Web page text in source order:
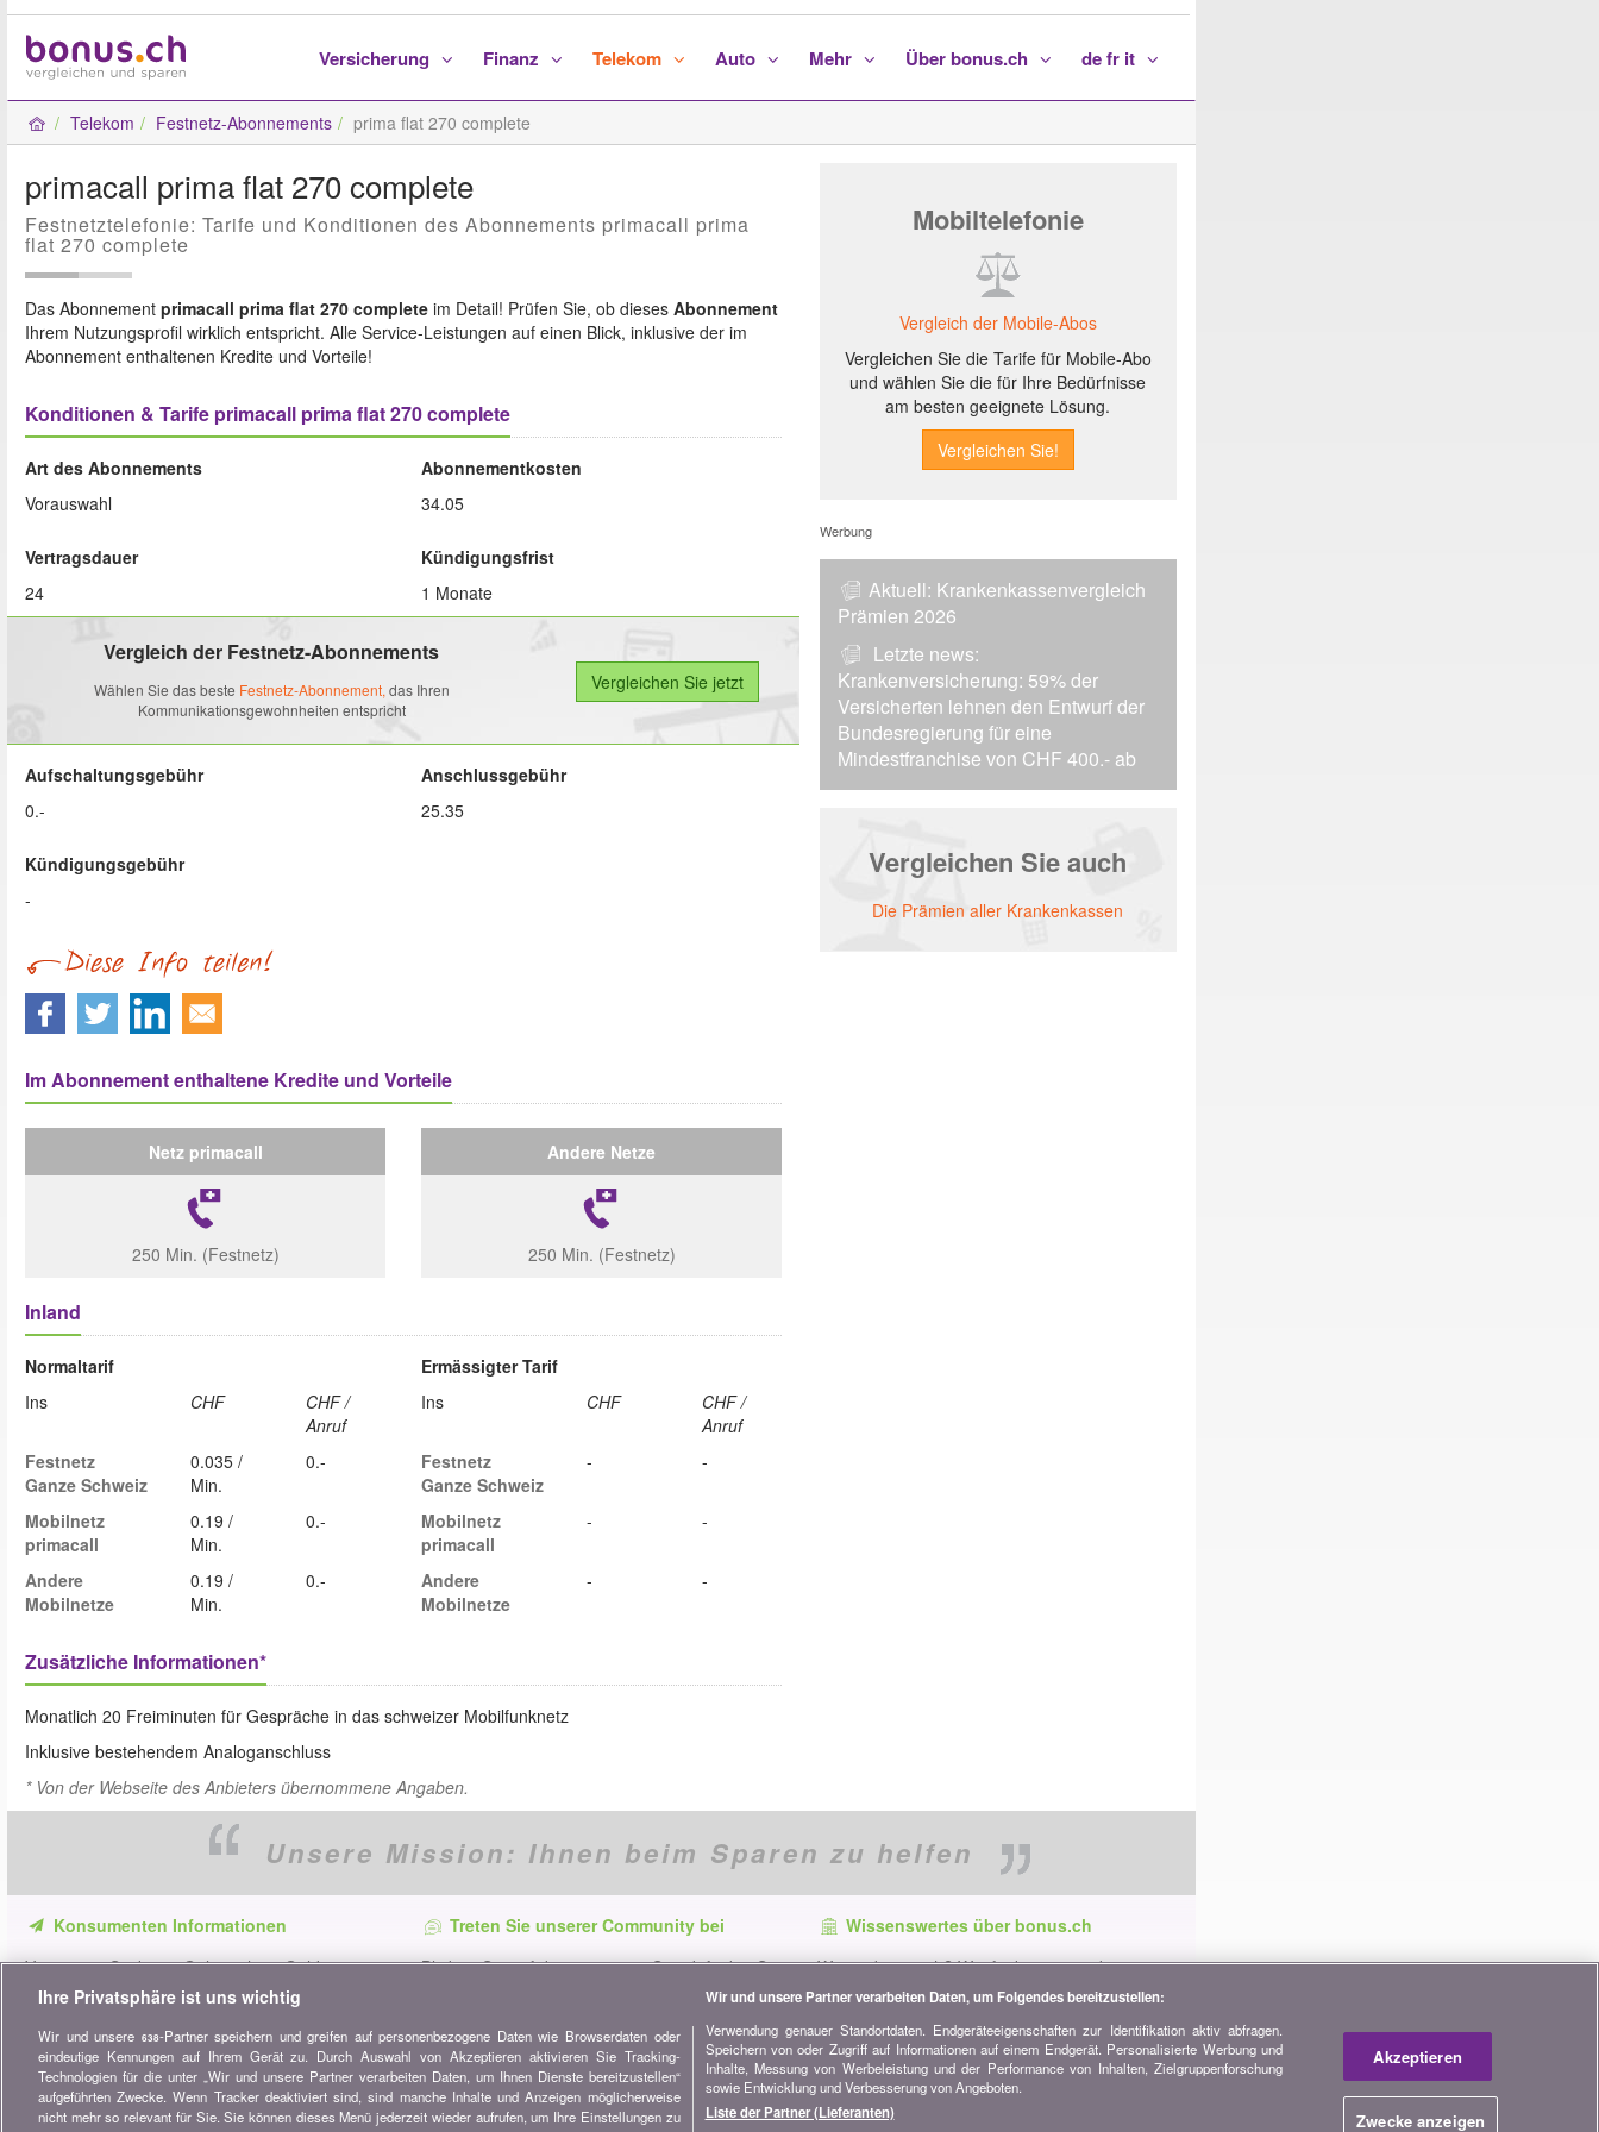
Versicherung Finanz Telekom Auto Mehr Über bonus.ch de fr it
Telekom Festnetz-Abonnements prima flat 270 complete
primacall prima flat 270 complete
Festnetztelefonie: Tarife und Konditionen des Abonnements primacall prima
flat 270 complete
Das Abonnement primacall prima flat 270 complete im Detail! Prüfen Sie, ob dieses Abonnement
Ihrem Nutzungsprofil wirklich entspricht. Alle Service-Leistungen auf einen Blick, inklusive der im
Abonnement enthaltenen Kredite und Vorteile!
Konditionen & Tarife primacall prima flat 270 complete
Art des Abonnements
Vorauswahl
Abonnementkosten
34.05
Vertragsdauer
24
Kündigungsfrist
1 Monate
Vergleich der Festnetz-Abonnements
Wählen Sie das beste Festnetz-Abonnement, das Ihren
Kommunikationsgewohnheiten entspricht
Aufschaltungsgebühr
0.-
Anschlussgebühr
25.35
Kündigungsgebühr
-
Im Abonnement enthaltene Kredite und Vorteile
Netz primacall
250 Min. (Festnetz)
Andere Netze
250 Min. (Festnetz)
Inland
Normaltarif
Ins
CHF
CHF /
Anruf
Festnetz
Ganze Schweiz
0.035 /
Min.
0.-
Mobilnetz
primacall
0.19 /
Min.
0.-
Andere
Mobilnetze
0.19 /
Min.
0.-
Ermässigter Tarif
Ins
CHF
CHF /
Anruf
Festnetz
Ganze Schweiz
- -
Mobilnetz
primacall
- -
Andere
Mobilnetze
- -
Zusätzliche Informationen*
Monatlich 20 Freiminuten für Gespräche in das schweizer Mobilfunknetz
Inklusive bestehendem Analoganschluss
* Von der Webseite des Anbieters übernommene Angaben.
Mobiltelefonie
Vergleich der Mobile-Abos
Vergleichen Sie die Tarife für Mobile-Abo
und wählen Sie die für Ihre Bedürfnisse
am besten geeignete Lösung.
Werbung
Aktuell: Krankenkassenvergleich
Prämien 2026
Letzte news:
Krankenversicherung: 59% der
Versicherten lehnen den Entwurf der
Bundesregierung für eine
Mindestfranchise von CHF 400.- ab
Vergleichen Sie auch
Die Prämien aller Krankenkassen
Unsere Mission: Ihnen beim Sparen zu helfen
Konsumenten Informationen
Verpassen Sie keine Gelegenheit, Geld zu
sparen. Erhalten Sie unsere Vergleiche,
Ratschläge und Tipps in den Bereichen
Versicherung, Finanzen, Konsumgüter und
vieles mehr...
Newsletter bestellen
Treten Sie unserer Community bei
Bleiben Sie auf dem neuesten Stand, finden Sie
alle Ratschläge und Tipps zum Sparen auf:
Wissenswertes über bonus.ch
Wer ist bonus.ch? Wie funktionieren die
Vergleiche? Presseanfragen, Partnerschaften,
Alle Informationen über bonus.ch
Ihre Privatsphäre ist uns wichtig
Wir und unsere 638-Partner speichern und greifen auf personenbezogene Daten wie Browserdaten oder
eindeutige Kennungen auf Ihrem Gerät zu. Durch Auswahl von Akzeptieren aktivieren Sie Tracking-
Technologien für die unter „Wir und unsere Partner verarbeiten Daten, um Ihnen Dienste bereitzustellen“
aufgeführten Zwecke. Wenn Tracker deaktiviert sind, sind manche Inhalte und Anzeigen möglicherweise
nicht mehr so relevant für Sie. Sie können dieses Menü jederzeit wieder aufrufen, um Ihre Einstellungen zu
Wir und unsere Partner verarbeiten Daten, um Folgendes bereitzustellen:
Verwendung genauer Standortdaten. Endgeräteeigenschaften zur Identifikation aktiv abfragen.
Speichern von oder Zugriff auf Informationen auf einem Endgerät. Personalisierte Werbung und
Inhalte, Messung von Werbeleistung und der Performance von Inhalten, Zielgruppenforschung
sowie Entwicklung und Verbesserung von Angeboten.
Liste der Partner (Lieferanten)
Akzeptieren
Zwecke anzeigen